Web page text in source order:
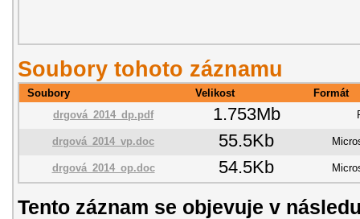
Soubory tohoto záznamu
Soubory Velikost
Formát
drgová_2014_dp.pdf
1.753Mb
drgová_2014_vp.doc 55.5Kb
drgová_2014_op.doc 54.5Kb
Tento záznam se objevuje v